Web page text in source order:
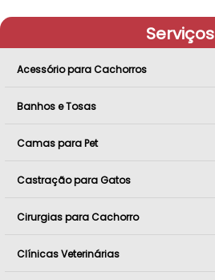
Serviços
Acessório para Cachorros
Banhos e Tosas
Camas para Pet
Castração para Gatos
Cirurgias para Cachorro
Clínicas Veterinárias